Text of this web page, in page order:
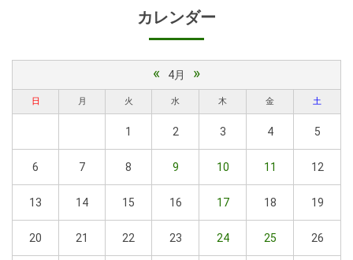
カレンダー
« 4月 »
日 月 火 水 木 金 土
1 2 3 4 5
6 7 8 9 10 11 12
13 14 15 16 17 18 19
20 21 22 23 24 25 26